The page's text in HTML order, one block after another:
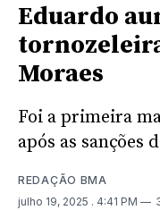
Eduardo
Moraes
Foi a primeira
após as sanções
REDAÇÃO BMA
julho 19, 2025 . 4:41 PM